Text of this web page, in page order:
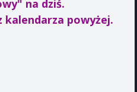
na dziś.
kalendarza powyżej.